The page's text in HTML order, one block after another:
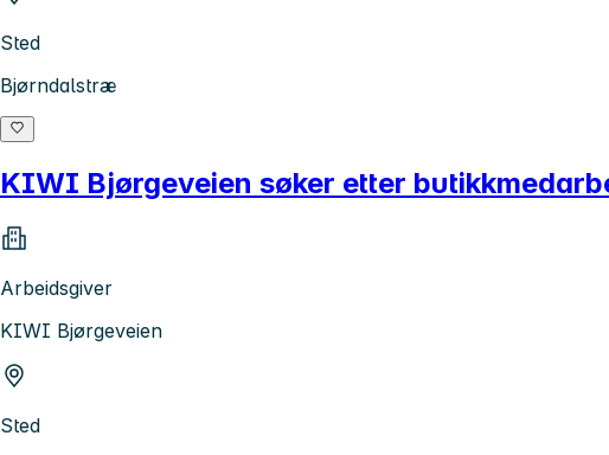
Sted
Bjørndalstræ
KIWI Bjørgeveien søker etter
Arbeidsgiver
KIWI Bjørgeveien
Sted